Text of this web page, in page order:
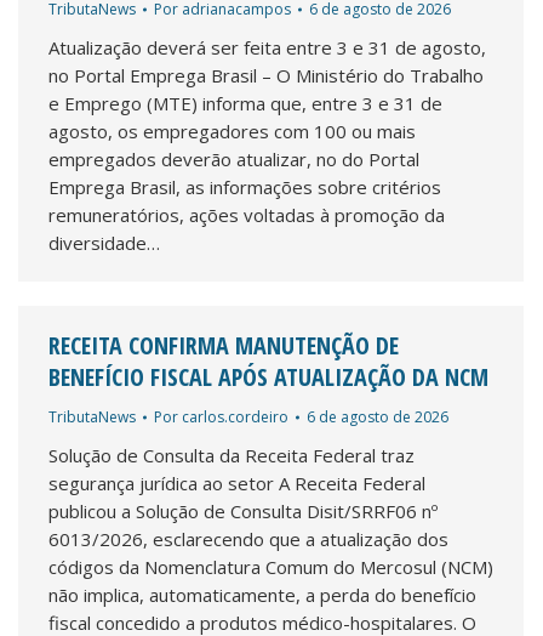
TributaNews Por adrianacampos 6 de agosto de 2026
Atualização deverá ser feita entre 3 e 31 de agosto,
no Portal Emprega Brasil – O Ministério do Trabalho
e Emprego (MTE) informa que, entre 3 e 31 de
agosto, os empregadores com 100 ou mais
empregados deverão atualizar, no do Portal
Emprega Brasil, as informações sobre critérios
remuneratórios, ações voltadas à promoção da
diversidade…
RECEITA CONFIRMA MANUTENÇÃO DE
BENEFÍCIO FISCAL APÓS ATUALIZAÇÃO DA NCM
TributaNews Por carlos.cordeiro 6 de agosto de 2026
Solução de Consulta da Receita Federal traz
segurança jurídica ao setor A Receita Federal
publicou a Solução de Consulta Disit/SRRF06 nº
6013/2026, esclarecendo que a atualização dos
códigos da Nomenclatura Comum do Mercosul (NCM)
não implica, automaticamente, a perda do benefício
fiscal concedido a produtos médico-hospitalares. O